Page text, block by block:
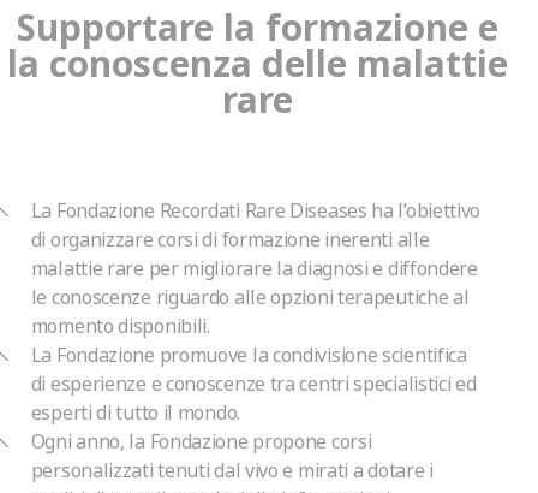
Supportare la formazione e
la conoscenza delle malattie
rare
La Fondazione Recordati Rare Diseases ha l’obiettivo
di organizzare corsi di formazione inerenti alle
malattie rare per migliorare la diagnosi e diffondere
le conoscenze riguardo alle opzioni terapeutiche al
momento disponibili.
La Fondazione promuove la condivisione scientifica
di esperienze e conoscenze tra centri specialistici ed
esperti di tutto il mondo.
Ogni anno, la Fondazione propone corsi
personalizzati tenuti dal vivo e mirati a dotare i